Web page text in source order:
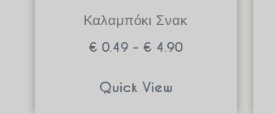
Καλαμπόκι Σνακ
€ 0.49 – € 4.90
Quick View